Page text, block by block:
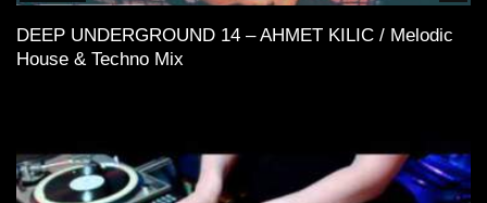
DEEP UNDERGROUND 14 – AHMET KILIC / Melodic
House & Techno Mix